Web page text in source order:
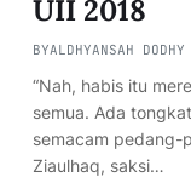
UII 2018
BYALDHYANSAH DODHY
“Nah, habis itu
semua. Ada
semacam pedang-
Ziaulhaq, saksi…